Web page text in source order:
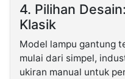
4. Pilihan
Klasik
Model lampu gantung
mulai dari simpel,
ukiran manual untuk